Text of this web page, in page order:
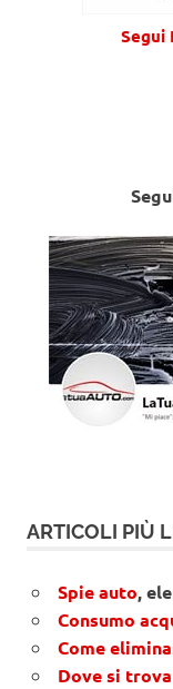
Segui
Segui
ARTICOLI PIÙ
Spie auto,
Consumo
Come
Dove si